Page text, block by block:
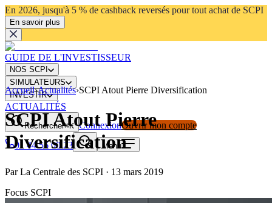
En 2026, jusqu'à 5 % de cashback reversés pour tout achat de SCPI
En savoir plus
GUIDE DE L'INVESTISSEUR
NOS SCPI
SIMULATEURS
INVESTIR
ACTUALITÉS
Rechercher⌘K ConnexionOuvrir mon compte
01 44 56 00 23
Menu
Accueil›Actualités›SCPI Atout Pierre Diversification
SCPI Atout Pierre
Diversification
Par La Centrale des SCPI · 13 mars 2019
Focus SCPI